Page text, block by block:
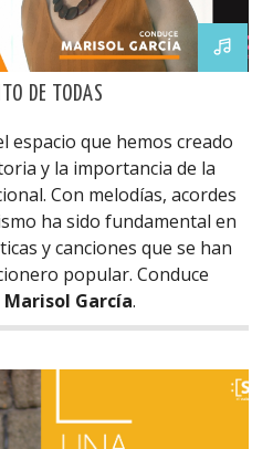
DE TODAS
espacio que hemos creado
y la importancia de la
Con melodías, acordes
ha sido fundamental en
y canciones que se han
popular. Conduce
Marisol García.